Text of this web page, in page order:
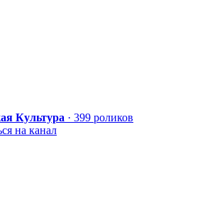
Культура · 399 роликов
на канал